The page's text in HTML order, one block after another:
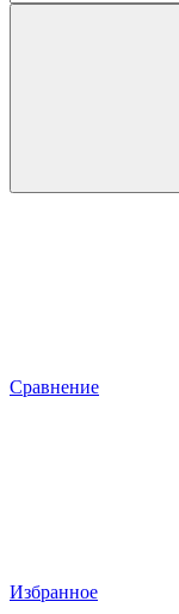
Сравнение
Избранное